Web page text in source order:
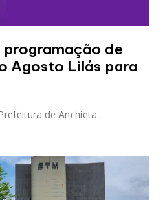
de
Agosto Lilás para
de Anchieta...